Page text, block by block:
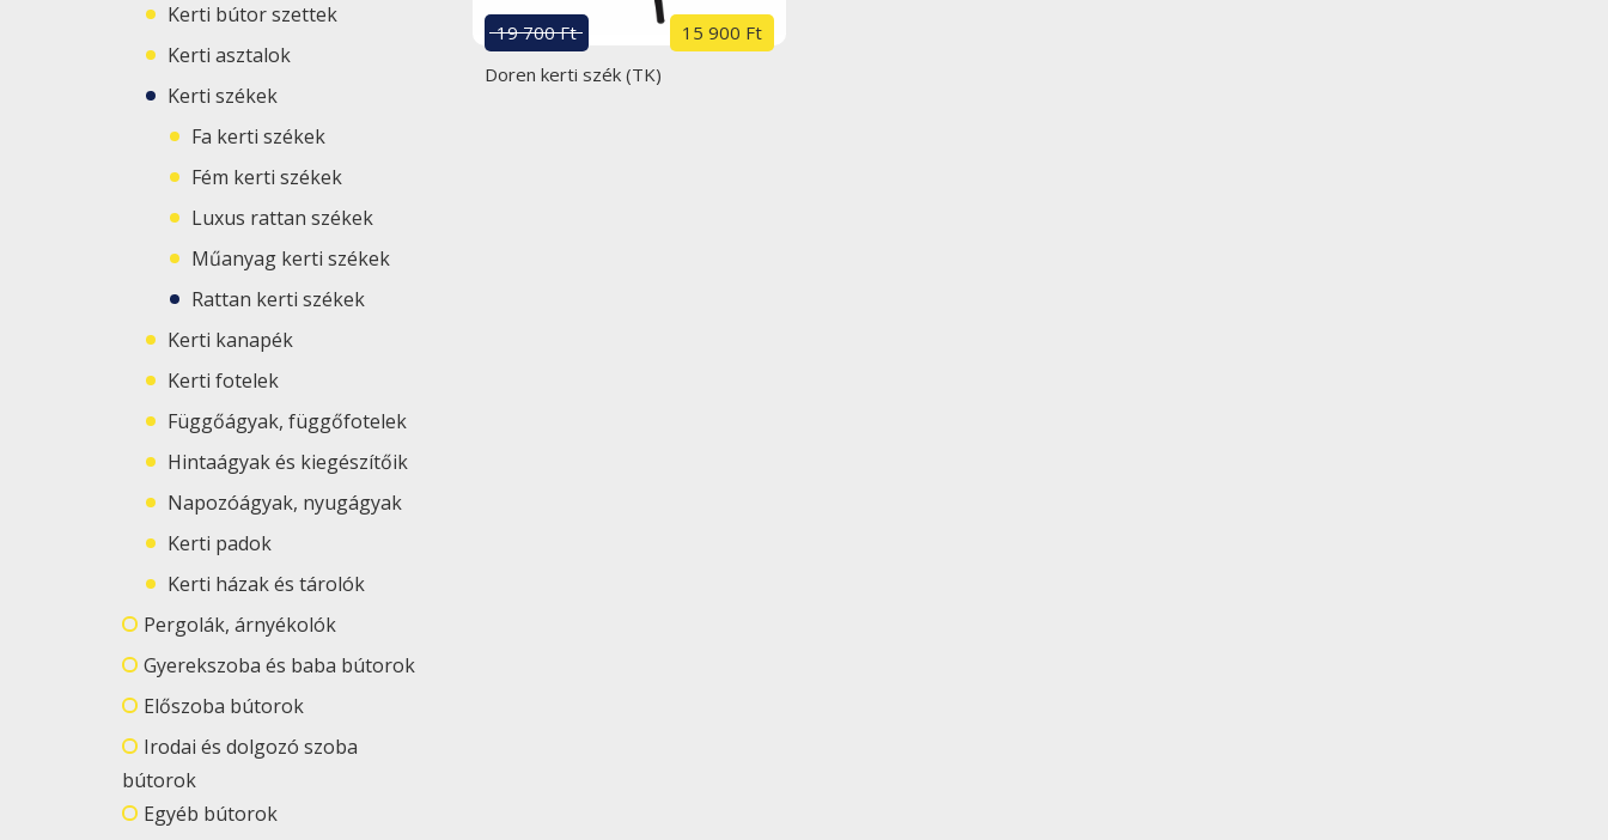
Kerti bútor szettek
Kerti asztalok
Kerti székek
Fa kerti székek
Fém kerti székek
Luxus rattan székek
Műanyag kerti székek
Rattan kerti székek
Kerti kanapék
Kerti fotelek
Függőágyak, függőfotelek
Hintaágyak és kiegészítőik
Napozóágyak, nyugágyak
Kerti padok
Kerti házak és tárolók
Pergolák, árnyékolók
Gyerekszoba és baba bútorok
Előszoba bútorok
Irodai és dolgozó szoba
bútorok
Egyéb bútorok
19 700 Ft
15 900 Ft
Doren kerti szék (TK)